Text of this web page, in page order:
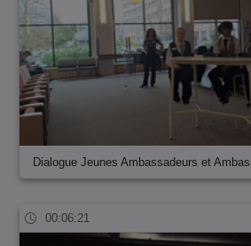
Dialogue Jeunes Ambassadeurs et
00:06:21